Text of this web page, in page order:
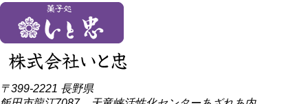
〒399-2221 長野県